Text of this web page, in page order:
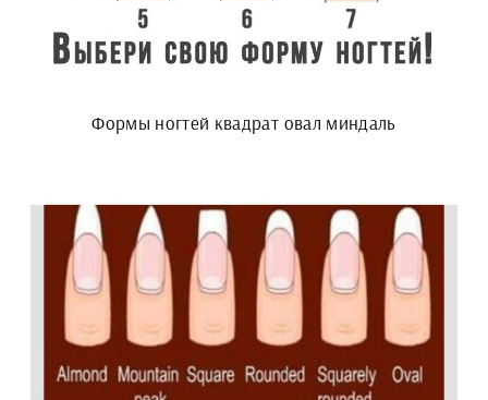
Формы ногтей квадрат овал миндаль